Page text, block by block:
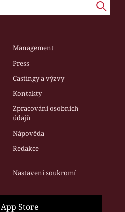
Management
Press
Castingy a výzvy
Kontakty
Zpracování osobních
údajů
Nápověda
Redakce
Nastavení soukromí
App Store